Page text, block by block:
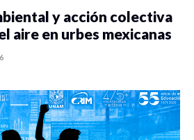
y acción colectiva
aire en urbes mexicanas